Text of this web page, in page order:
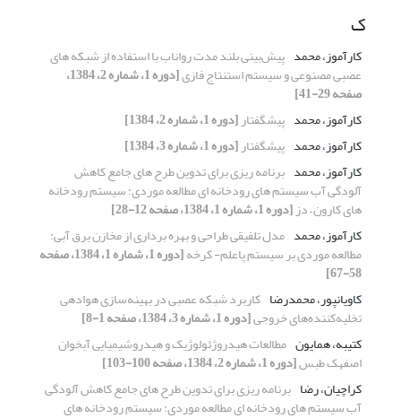
ک
کارآموز، محمد پیش‌بینی بلند مدت رواناب با استفاده از شبکه های
عصبی مصنوعی و سیستم استنتاج فازی [دوره 1، شماره 2، 1384،
صفحه 29-41]
کارآموز، محمد پیشگفتار[دوره 1، شماره 2، 1384]
کارآموز، محمد پیشگفتار[دوره 1، شماره 3، 1384]
کارآموز، محمد برنامه ریزی برای تدوین طرح های جامع کاهش
آلودگی آب سیستم های رودخانه ای مطالعه موردی: سیستم رودخانه
های کارون – دز[دوره 1، شماره 1، 1384، صفحه 12-28]
کارآموز، محمد مدل تلفیقی طراحی و بهره برداری از مخازن برق آبی:
مطالعه موردی بر سیستم پاعلم- کرخه [دوره 1، شماره 1، 1384، صفحه
58-67]
کاویانپور، محمدرضا کاربرد شبکه عصبی در بهینه‌سازی هوادهی
تخلیه‌کننده‌های خروجی[دوره 1، شماره 3، 1384، صفحه 1-8]
کتیبه، همایون مطالعات هیدروژئولوژیک و هیدروشیمیایی آبخوان
اصفهک طبس[دوره 1، شماره 2، 1384، صفحه 100-103]
کراچیان، رضا برنامه ریزی برای تدوین طرح های جامع کاهش آلودگی
آب سیستم های رودخانه ای مطالعه موردی: سیستم رودخانه های